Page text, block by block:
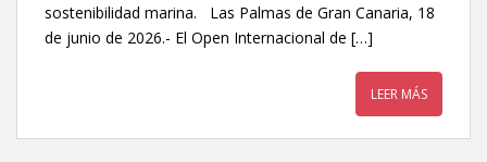
sostenibilidad marina. Las Palmas de Gran Canaria, 18
de junio de 2026.- El Open Internacional de […]
LEER MÁS